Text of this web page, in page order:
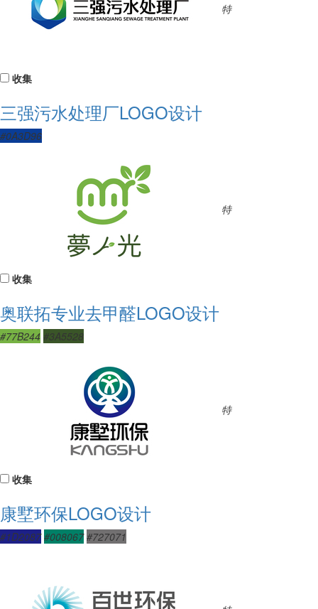
特
收集
三强污水处理厂LOGO设计
#0A3D96
特
收集
奥联拓专业去甲醛LOGO设计
#77B244 #3A5528
特
收集
康墅环保LOGO设计
#1D2087 #008067 #727071